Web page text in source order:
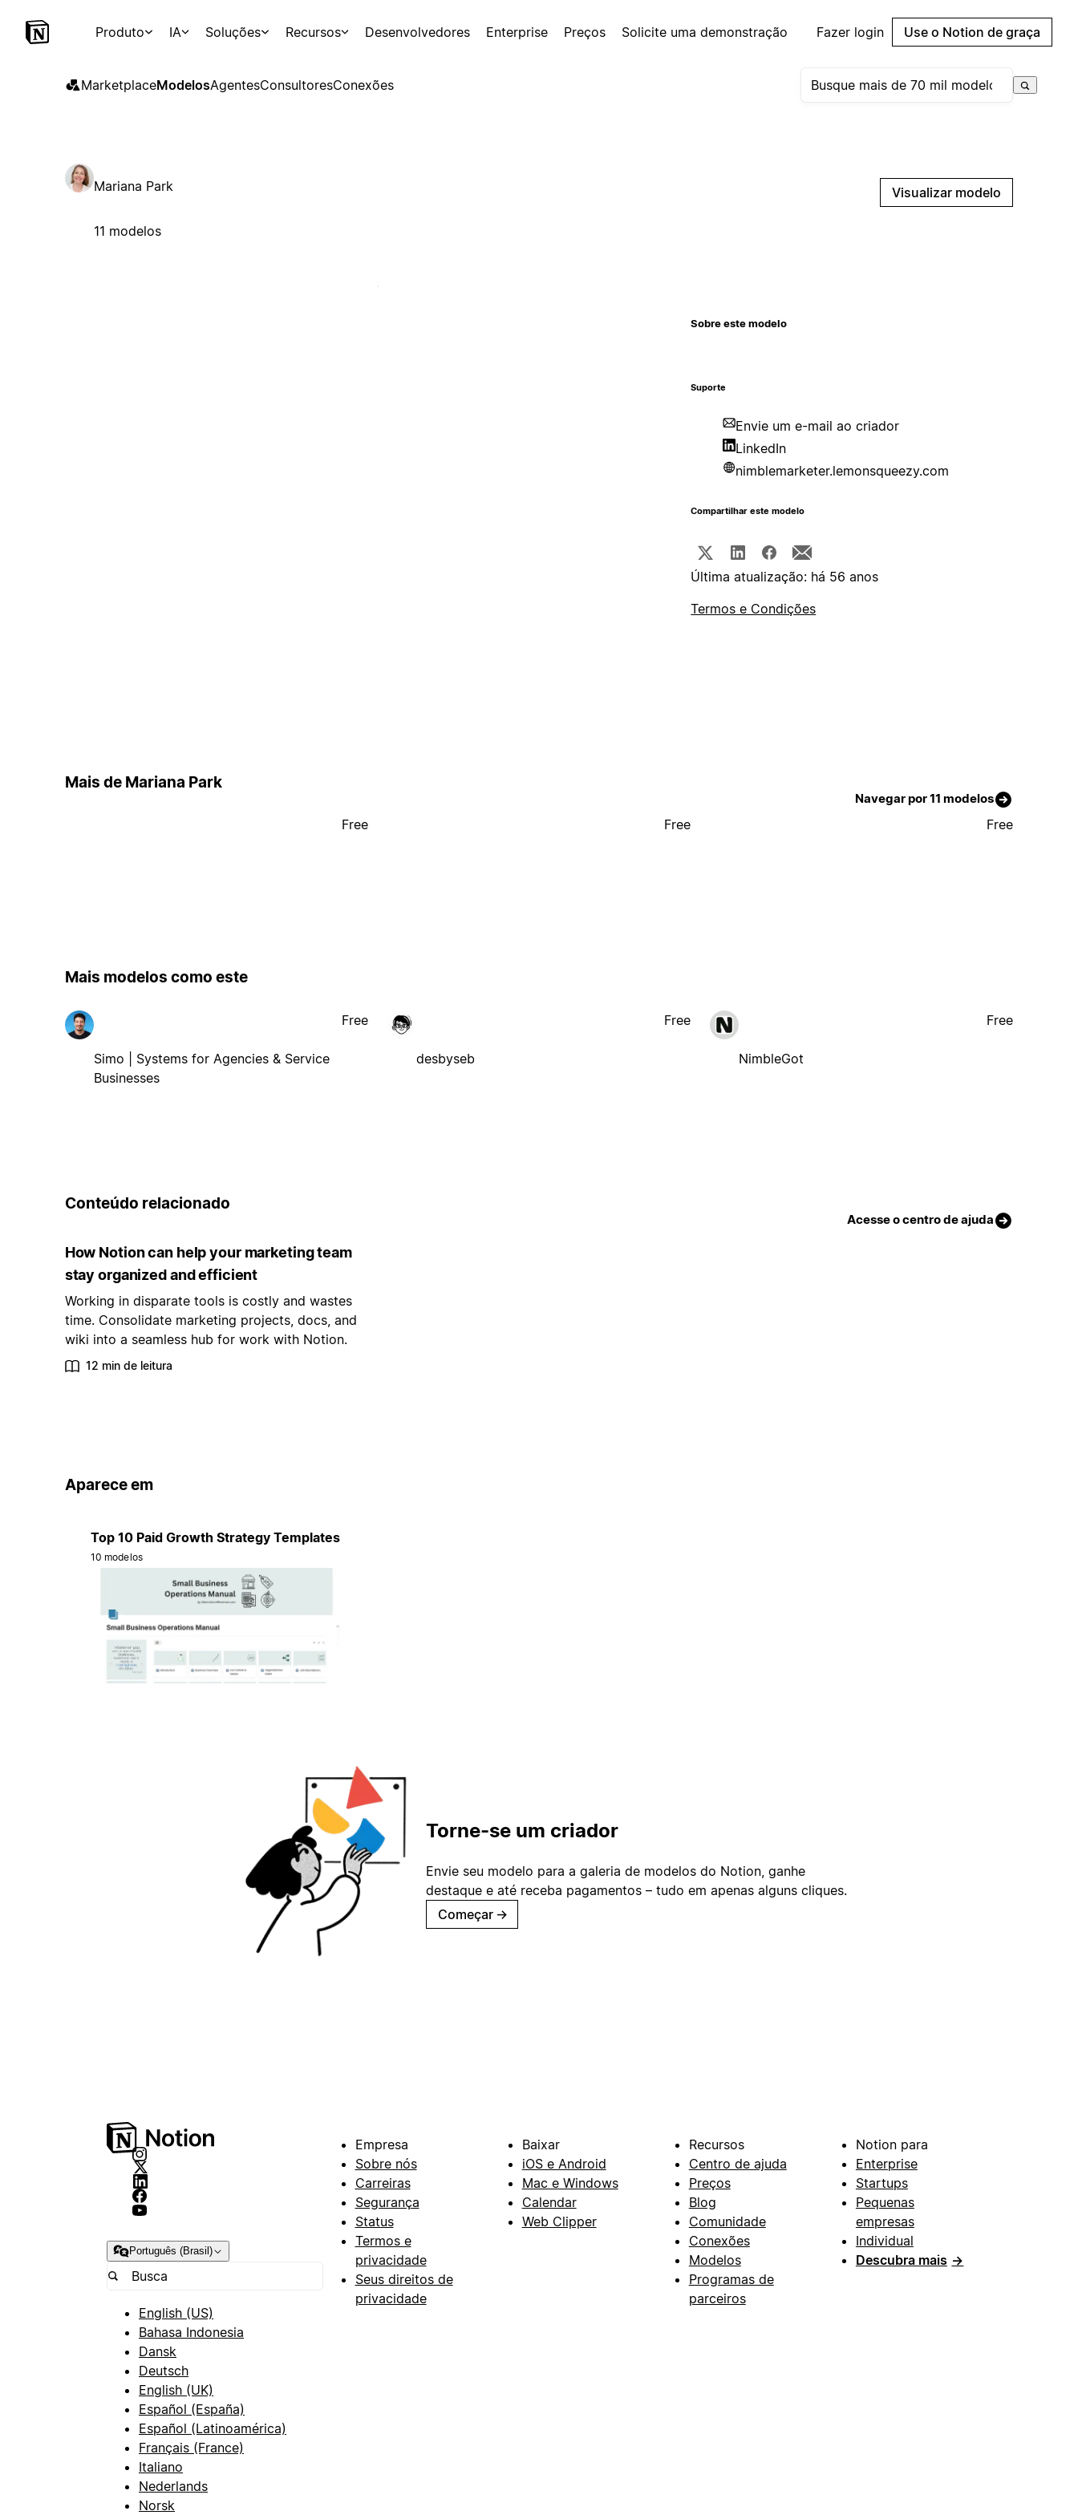
Produto IA Soluções Recursos Desenvolvedores Enterprise Preços Solicite uma demonstração Fazer login Use o Notion de graça
MarketplaceModelosAgentesConsultoresConexões
Mariana Park
11 modelos
Visualizar modelo
Sobre este modelo
Suporte
Envie um e-mail ao criador
LinkedIn
nimblemarketer.lemonsqueezy.com
Compartilhar este modelo
Última atualização: há 56 anos
Termos e Condições
Mais de Mariana Park
Navegar por 11 modelos
Free Free Free
Mais modelos como este
Simo | Systems for Agencies & Service
Businesses
Free
desbyseb
Free
NimbleGot
Free
Conteúdo relacionado
Acesse o centro de ajuda
How Notion can help your marketing team
stay organized and efficient
Working in disparate tools is costly and wastes
time. Consolidate marketing projects, docs, and
wiki into a seamless hub for work with Notion.
12 min de leitura
Aparece em
Top 10 Paid Growth Strategy Templates
10 modelos
Torne-se um criador
Envie seu modelo para a galeria de modelos do Notion, ganhe
destaque e até receba pagamentos – tudo em apenas alguns cliques.
Começar →
Português (Brasil)
English (US)
Bahasa Indonesia
Dansk
Deutsch
English (UK)
Español (España)
Español (Latinoamérica)
Français (France)
Italiano
Nederlands
Norsk
Empresa
Sobre nós
Carreiras
Segurança
Status
Termos e
privacidade
Seus direitos de
privacidade
Baixar
iOS e Android
Mac e Windows
Calendar
Web Clipper
Recursos
Centro de ajuda
Preços
Blog
Comunidade
Conexões
Modelos
Programas de
parceiros
Notion para
Enterprise
Startups
Pequenas
empresas
Individual
Descubra mais →